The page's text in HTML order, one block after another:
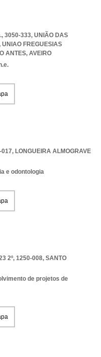
3050-333, UNIÃO DAS
UNIAO FREGUESIAS
ANTES, AVEIRO
017, LONGUEIRA ALMOGRAVE
e odontologia
2º, 1250-008, SANTO
de projetos de